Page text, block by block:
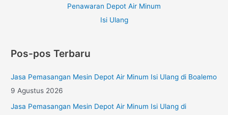
Pos-pos Terbaru
Jasa Pemasangan Mesin Depot Air Minum Isi Ulang di Boalemo
9 Agustus 2026
Jasa Pemasangan Mesin Depot Air Minum Isi Ulang di